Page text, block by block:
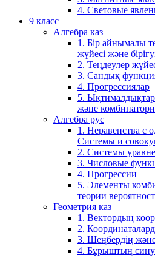
4. Световые
9 класс
Алгебра каз
1. Бір айнымалы
жүйесі және
2. Теңдеулер
3. Сандық
4. Прогрессиялар
5. Ықтималдықтар
және
Алгебра рус
1. Неравенства с
Системы и
2. Системы
3. Числовые
4. Прогрессии
5. Элементы
теории
Геометрия каз
1. Вектордың
2.
3. Шеңбердің және
4. Бұрыштың